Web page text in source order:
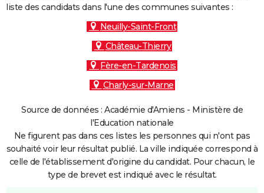
liste des candidats dans l'une des communes suivantes :
Neuilly-Saint-Front
Château-Thierry
Fère-en-Tardenois
Charly-sur-Marne
Source de données : Académie d'Amiens - Ministère de
l'Education nationale
Ne figurent pas dans ces listes les personnes qui n'ont pas
souhaité voir leur résultat publié. La ville indiquée correspond à
celle de l'établissement d'origine du candidat. Pour chacun, le
type de brevet est indiqué avec le résultat.